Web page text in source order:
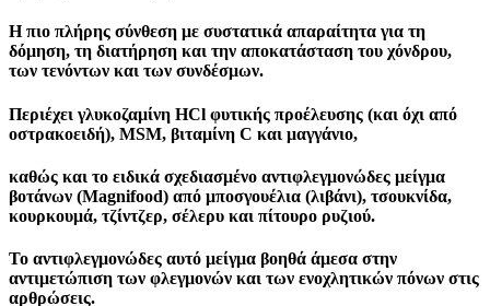
Η πιο πλήρης σύνθεση με συστατικά απαραίτητα για τη
δόμηση, τη διατήρηση και την αποκατάσταση του χόνδρου,
των τενόντων και των συνδέσμων.
Περιέχει γλυκοζαμίνη HCl φυτικής προέλευσης (και όχι από
οστρακοειδή), ΜSM, βιταμίνη C και μαγγάνιο,
καθώς και το ειδικά σχεδιασμένο αντιφλεγμονώδες μείγμα
βοτάνων (Magnifood) από μποσγουέλια (λιβάνι), τσουκνίδα,
κουρκουμά, τζίντζερ, σέλερυ και πίτουρο ρυζιού.
Το αντιφλεγμονώδες αυτό μείγμα βοηθά άμεσα στην
αντιμετώπιση των φλεγμονών και των ενοχλητικών πόνων στις
αρθρώσεις.